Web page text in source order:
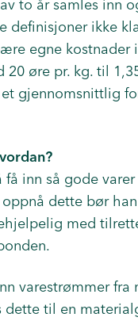
to år samles inn
definisjoner ikke
egne kostnader
20 øre pr. kg. til
gjennomsnittlig
få inn så gode
oppnå dette bør
med
varestrømmer
dette til en